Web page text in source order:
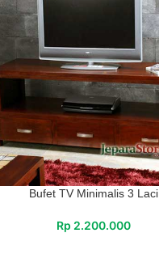
Bufet TV Minimalis 3 Laci
Rp 2.200.000